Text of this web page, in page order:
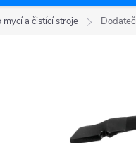
a čistící stroje